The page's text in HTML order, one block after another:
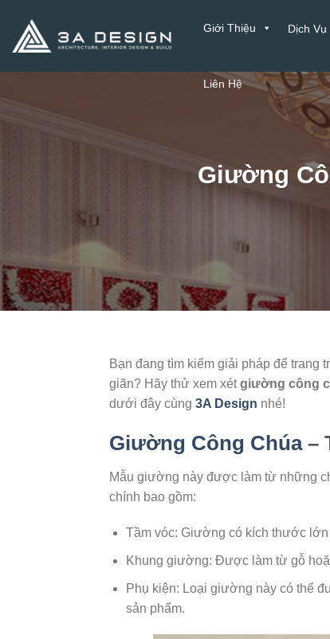
nội
dung
Giới Thiệu Dịch Vụ
Liên Hệ
Giường
Bạn đang tìm kiếm giải pháp để trang
giãn? Hãy thử xem xétgiường công
dưới đây cùng 3A Design nhé!
Giường Công Chúa–
Mẫu giường này được làm từ những
chính bao gồm:
Tầm vóc: Giường có kích thước
Khung giường: Được làm từ gỗ
Phụ kiện: Loại giường này có thể
sản phẩm.